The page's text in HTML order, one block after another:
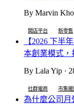
By Marvin
開店平台 新零售
【2026 下半
本創業模式，
By Lala Yip ·
社群電商 市集擺
為什麼公司月